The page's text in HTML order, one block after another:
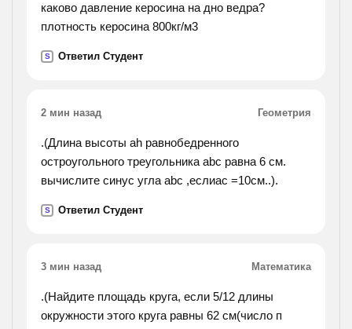
каково давление керосина на дно ведра?
плотность керосина 800кг/м3
S Ответил Студент
2 мин назад Геометрия
.(Длина высоты ah равнобедренного
остроугольного треугольника abc равна 6 см.
вычислите синус угла abc ,еслиac =10см..).
S Ответил Студент
3 мин назад Математика
.(Найдите площадь круга, если 5/12 длины
окружности этого круга равны 62 см(число п